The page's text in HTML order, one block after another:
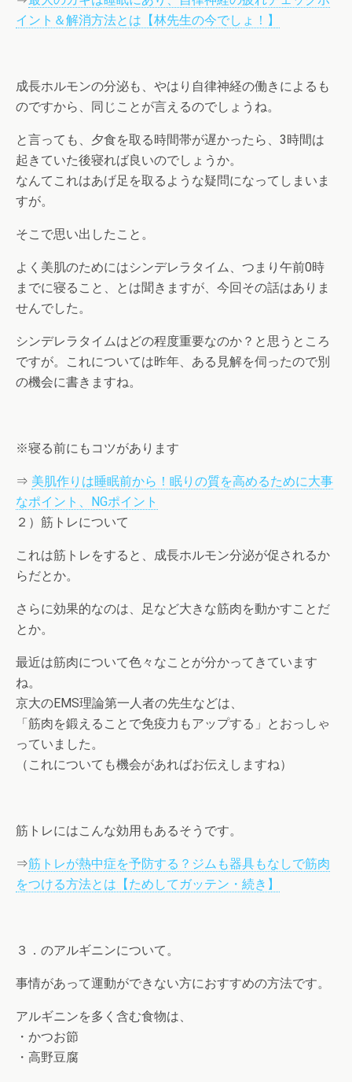
イント＆解消方法とは【林先生の今でしょ！】
成長ホルモンの分泌も、やはり自律神経の働きによるも
のですから、同じことが言えるのでしょうね。
と言っても、夕食を取る時間帯が遅かったら、3時間は
起きていた後寝れば良いのでしょうか。
なんてこれはあげ足を取るような疑問になってしまいま
すが。
そこで思い出したこと。
よく美肌のためにはシンデレラタイム、つまり午前0時
までに寝ること、とは聞きますが、今回その話はありま
せんでした。
シンデレラタイムはどの程度重要なのか？と思うところ
ですが。これについては昨年、ある見解を伺ったので別
の機会に書きますね。
※寝る前にもコツがあります
⇒ 美肌作りは睡眠前から！眠りの質を高めるために大事
なポイント、NGポイント
２）筋トレについて
これは筋トレをすると、成長ホルモン分泌が促されるか
らだとか。
さらに効果的なのは、足など大きな筋肉を動かすことだ
とか。
最近は筋肉について色々なことが分かってきています
ね。
京大のEMS理論第一人者の先生などは、
「筋肉を鍛えることで免疫力もアップする」とおっしゃ
っていました。
（これについても機会があればお伝えしますね）
筋トレにはこんな効用もあるそうです。
⇒筋トレが熱中症を予防する？ジムも器具もなしで筋肉
をつける方法とは【ためしてガッテン・続き】
３．のアルギニンについて。
事情があって運動ができない方におすすめの方法です。
アルギニンを多く含む食物は、
・かつお節
・高野豆腐